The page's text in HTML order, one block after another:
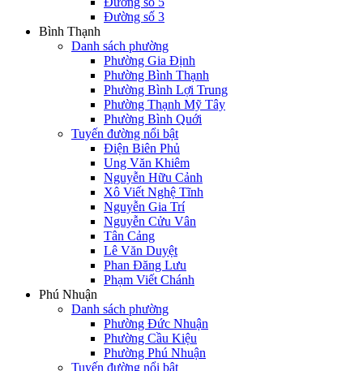
Đường số 3
Bình Thạnh
Danh sách phường
Phường Gia Định
Phường Bình Thạnh
Phường Bình Lợi Trung
Phường Thạnh Mỹ Tây
Phường Bình Quới
Tuyến đường nổi bật
Điện Biên Phủ
Ung Văn Khiêm
Nguyễn Hữu Cảnh
Xô Viết Nghệ Tĩnh
Nguyễn Gia Trí
Nguyễn Cửu Vân
Tân Cảng
Lê Văn Duyệt
Phan Đăng Lưu
Phạm Viết Chánh
Phú Nhuận
Danh sách phường
Phường Đức Nhuận
Phường Cầu Kiệu
Phường Phú Nhuận
Tuyến đường nổi bật